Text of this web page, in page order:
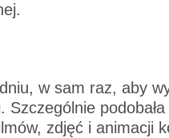
w sam raz, aby
Szczególnie
zdjęć i animacji